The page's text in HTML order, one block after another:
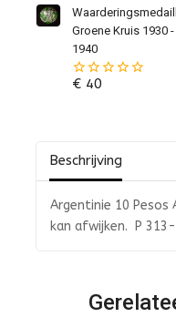
de
Groene Kruis 1930 -
1940
0
€40
Beschrijving
Argentinie 10 Pesos
kan afwijken. P